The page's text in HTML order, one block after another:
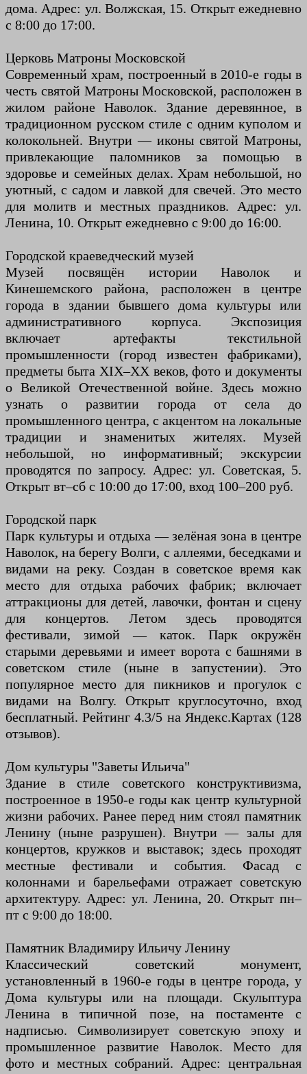
дома. Адрес: ул. Волжская, 15. Открыт ежедневно
с 8:00 до 17:00.
Церковь Матроны Московской
Современный храм, построенный в 2010-е годы в
честь святой Матроны Московской, расположен в
жилом районе Наволок. Здание деревянное, в
традиционном русском стиле с одним куполом и
колокольней. Внутри — иконы святой Матроны,
привлекающие паломников за помощью в
здоровье и семейных делах. Храм небольшой, но
уютный, с садом и лавкой для свечей. Это место
для молитв и местных праздников. Адрес: ул.
Ленина, 10. Открыт ежедневно с 9:00 до 16:00.
Городской краеведческий музей
Музей посвящён истории Наволок и
Кинешемского района, расположен в центре
города в здании бывшего дома культуры или
административного корпуса. Экспозиция
включает артефакты текстильной
промышленности (город известен фабриками),
предметы быта XIX–XX веков, фото и документы
о Великой Отечественной войне. Здесь можно
узнать о развитии города от села до
промышленного центра, с акцентом на локальные
традиции и знаменитых жителях. Музей
небольшой, но информативный; экскурсии
проводятся по запросу. Адрес: ул. Советская, 5.
Открыт вт–сб с 10:00 до 17:00, вход 100–200 руб.
Городской парк
Парк культуры и отдыха — зелёная зона в центре
Наволок, на берегу Волги, с аллеями, беседками и
видами на реку. Создан в советское время как
место для отдыха рабочих фабрик; включает
аттракционы для детей, лавочки, фонтан и сцену
для концертов. Летом здесь проводятся
фестивали, зимой — каток. Парк окружён
старыми деревьями и имеет ворота с башнями в
советском стиле (ныне в запустении). Это
популярное место для пикников и прогулок с
видами на Волгу. Открыт круглосуточно, вход
бесплатный. Рейтинг 4.3/5 на Яндекс.Картах (128
отзывов).
Дом культуры "Заветы Ильича"
Здание в стиле советского конструктивизма,
построенное в 1950-е годы как центр культурной
жизни рабочих. Ранее перед ним стоял памятник
Ленину (ныне разрушен). Внутри — залы для
концертов, кружков и выставок; здесь проходят
местные фестивали и события. Фасад с
колоннами и барельефами отражает советскую
архитектуру. Адрес: ул. Ленина, 20. Открыт пн–
пт с 9:00 до 18:00.
Памятник Владимиру Ильичу Ленину
Классический советский монумент,
установленный в 1960-е годы в центре города, у
Дома культуры или на площади. Скульптура
Ленина в типичной позе, на постаменте с
надписью. Символизирует советскую эпоху и
промышленное развитие Наволок. Место для
фото и местных собраний. Адрес: центральная